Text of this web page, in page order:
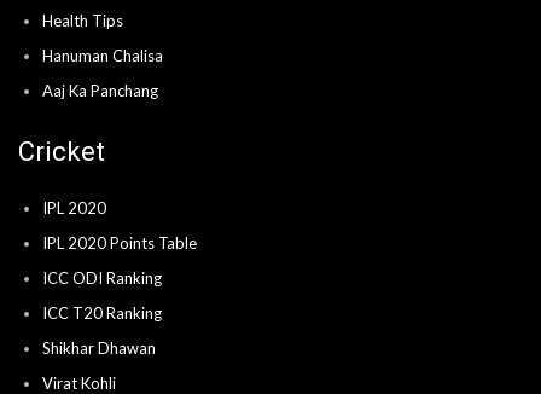
Health Tips
Hanuman Chalisa
Aaj Ka Panchang
Cricket
IPL 2020
IPL 2020 Points Table
ICC ODI Ranking
ICC T20 Ranking
Shikhar Dhawan
Virat Kohli